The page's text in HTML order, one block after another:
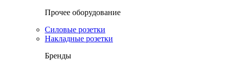
Прочее оборудование
Силовые розетки
Накладные розетки
Бренды